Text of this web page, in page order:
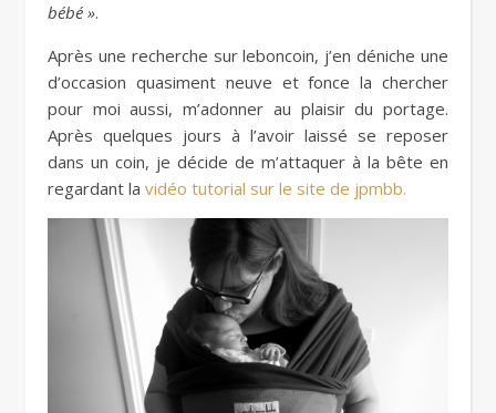
bébé ».
Après une recherche sur leboncoin, j’en déniche une
d’occasion quasiment neuve et fonce la chercher
pour moi aussi, m’adonner au plaisir du portage.
Après quelques jours à l’avoir laissé se reposer
dans un coin, je décide de m’attaquer à la bête en
regardant la vidéo tutorial sur le site de jpmbb.